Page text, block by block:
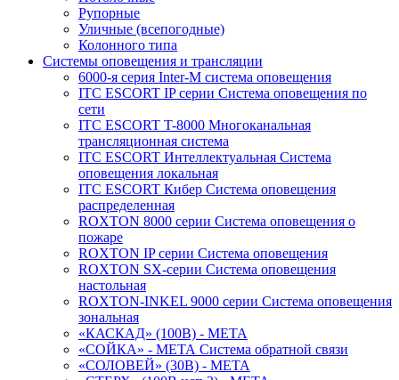
Рупорные
Уличные (всепогодные)
Колонного типа
Системы оповещения и трансляции
6000-я серия Inter-M система оповещения
ITC ESCORT IP серии Система оповещения по
сети
ITC ESCORT T-8000 Многоканальная
трансляционная система
ITC ESCORT Интеллектуальная Система
оповещения локальная
ITC ESCORT Кибер Система оповещения
распределенная
ROXTON 8000 серии Система оповещения о
пожаре
ROXTON IP серии Система оповещения
ROXTON SX-серии Система оповещения
настольная
ROXTON-INKEL 9000 серии Система оповещения
зональная
«КАСКАД» (100В) - МЕТА
«СОЙКА» - МЕТА Система обратной связи
«СОЛОВЕЙ» (30В) - МЕТА